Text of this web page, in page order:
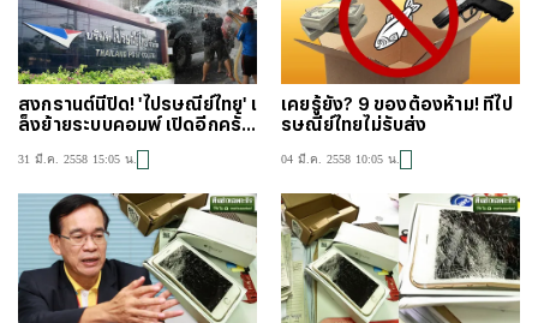
สงกรานต์นี้ปิด! 'ไปรษณีย์ไทย' เ
ล็งย้ายระบบคอมพ์ เปิดอีกครั้ง
31 มี.ค. 2558 15:05 น.
เคยรู้ยัง? 9 ของต้องห้าม! ที่ไป
รษณีย์ไทยไม่รับส่ง
04 มี.ค. 2558 10:05 น.